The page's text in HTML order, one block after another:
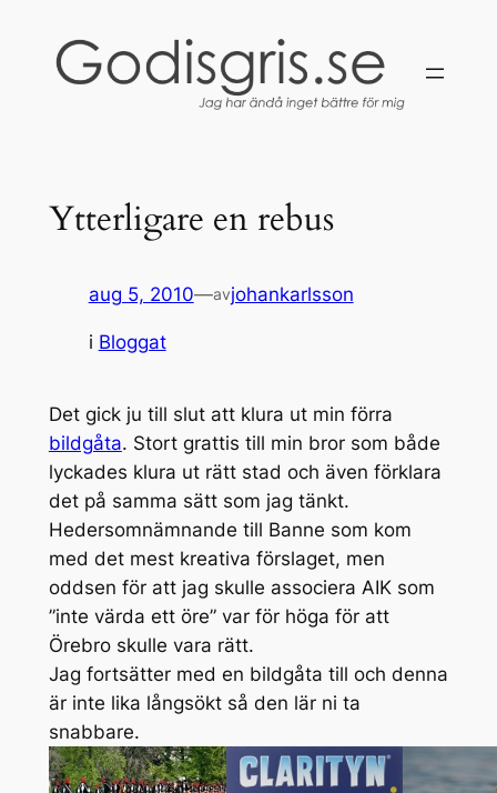
innehåll
Ytterligare en rebus
aug 5, 2010—avjohankarlsson
i Bloggat
Det gick ju till slut att klura ut min förra
bildgåta. Stort grattis till min bror som både
lyckades klura ut rätt stad och även förklara
det på samma sätt som jag tänkt.
Hedersomnämnande till Banne som kom
med det mest kreativa förslaget, men
oddsen för att jag skulle associera AIK som
”inte värda ett öre” var för höga för att
Örebro skulle vara rätt.
Jag fortsätter med en bildgåta till och denna
är inte lika långsökt så den lär ni ta
snabbare.